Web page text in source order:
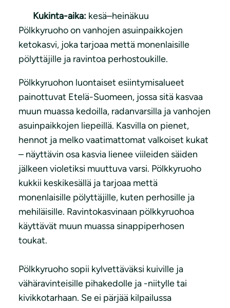
Kukinta-aika: kesä–heinäkuu
Pölkkyruoho on vanhojen asuinpaikkojen
ketokasvi, joka tarjoaa mettä monenlaisille
pölyttäjille ja ravintoa perhostoukille.
Pölkkyruohon luontaiset esiintymisalueet
painottuvat Etelä-Suomeen, jossa sitä kasvaa
muun muassa kedoilla, radanvarsilla ja vanhojen
asuinpaikkojen liepeillä. Kasvilla on pienet,
hennot ja melko vaatimattomat valkoiset kukat
– näyttävin osa kasvia lienee viileiden säiden
jälkeen violetiksi muuttuva varsi. Pölkkyruoho
kukkii keskikesällä ja tarjoaa mettä
monenlaisille pölyttäjille, kuten perhosille ja
mehiläisille. Ravintokasvinaan pölkkyruohoa
käyttävät muun muassa sinappiperhosen
toukat.
Pölkkyruoho sopii kylvettäväksi kuiville ja
vähäravinteisille pihakedolle ja -niitylle tai
kivikkotarhaan. Se ei pärjää kilpailussa